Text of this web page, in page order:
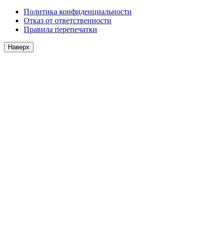
Политика конфиденциальности
Отказ от ответственности
Правила перепечатки
Наверх